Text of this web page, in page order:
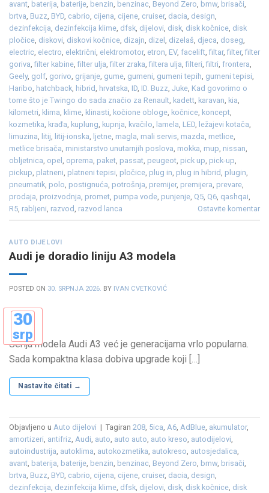
avant, baterija, baterije, benzin, benzinac, Beyond Zero, bmw, brisači,
brtva, Buzz, BYD, cabrio, cijena, cijene, cruiser, dacia, design,
dezinfekcija, dezinfekcija klime, dfsk, dijelovi, disk, disk kočnice, disk
pločice, diskovi, diskovi kočnice, dizajn, dizel , dizelaš, djeca, doseg,
electric, electro, električni, elektromotor, etron, EV, facelift,filtar,filter,filter
goriva,filter kabine,filter ulja,filter zraka,filtera ulja,filteri,filtri, frontera,
Geely, golf, gorivo, grijanje, gume, gumeni, gumeni tepih, gumeni tepisi,
Haribo, hatchback, hibrid, hrvatska, ID, ID. Buzz, Juke, Kad govorimo o
tome što je Twingo do sada značio za Renault, kadett, karavan, kia,
kilometri, klima, klime, klinasti, kočione obloge, kočnice, koncept,
kozmetika, krađa, kuplung, kupnja, kvačilo, lamela, LED, ležajevi kotača,
limuzina, litij, litij-ionska, ljetne, magla, mali servis, mazda, metlice,
metlice brisača, ministarstvo unutarnjih poslova, mokka, mup, nissan,
obljetnica, opel , oprema, paket, passat, peugeot, pick up, pick-up,
pickup, platneni, platneni tepisi, pločice, plug in, plug in hibrid, plugin,
pneumatik, polo, postignuća, potrošnja, premijer, premijera, prevare,
prodaja, proizvodnja, promet, pumpa vode, punjenje, Q5, Q6, qashqai,
R5, rabljeni, razvod, razvod lanca Ostavite komentar
AUTO DIJELOVI
Audi je doradio liniju A3 modela
POSTED ON 30. SRPNJA 2026. BY IVAN CVETKOVIĆ
30
srp
Serija modela Audi A3 već je generacijama vrlo popularna.
Sada kompaktna klasa dobiva upgrade koji […]
Nastavite čitati →
Objavljeno u Auto dijelovi | Tagiran 208, 5ica, A6, AdBlue, akumulator,
amortizeri, antifriz, Audi, auto, auto auto, auto kreso, autodijelovi,
autoindustrija, autoklima, autokozmetika, autokreso, autosjedalica,
avant, baterija, baterije, benzin, benzinac, Beyond Zero, bmw, brisači,
brtva, Buzz, BYD, cabrio, cijena, cijene, cruiser, dacia, design,
dezinfekcija, dezinfekcija klime, dfsk, dijelovi, disk, disk kočnice, disk